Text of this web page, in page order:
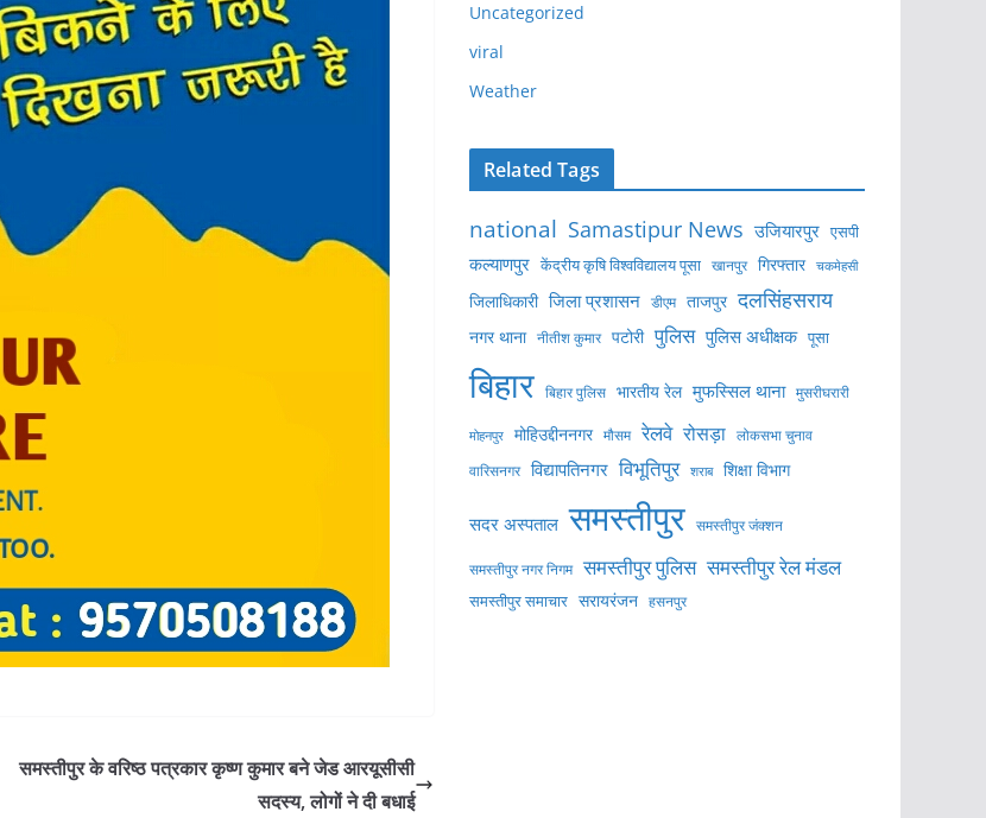
समस्तीपुर के वरिष्ठ पत्रकार कृष्ण कुमार बने जेड आरयूसीसी
सदस्य, लोगों ने दी बधाई
Uncategorized
viral
Weather
Related Tags
national Samastipur News उजियारपुर एसपी
कल्याणपुर केंद्रीय कृषि विश्वविद्यालय पूसा खानपुर गिरफ्तार चकमेहसी
जिलाधिकारी जिला प्रशासन डीएम ताजपुर दलसिंहसराय
नगर थाना नीतीश कुमार पटोरी पुलिस पुलिस अधीक्षक पूसा
बिहार बिहार पुलिस भारतीय रेल मुफस्सिल थाना मुसरीघरारी
मोहनपुर मोहिउद्दीननगर मौसम रेलवे रोसड़ा लोकसभा चुनाव
वारिसनगर विद्यापतिनगर विभूतिपुर शराब शिक्षा विभाग
सदर अस्पताल समस्तीपुर समस्तीपुर जंक्शन
समस्तीपुर नगर निगम समस्तीपुर पुलिस समस्तीपुर रेल मंडल
समस्तीपुर समाचार सरायरंजन हसनपुर